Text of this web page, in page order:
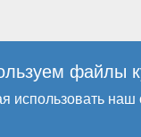
файлы
использовать наш